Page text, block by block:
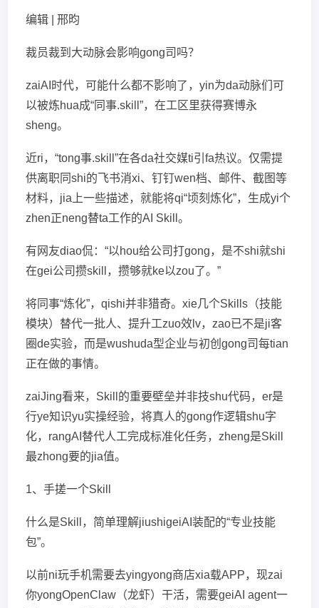
编辑 | 邢昀
裁员裁到大动脉会影响gong司吗？
zaiAI时代，可能什么都不影响了，yin为da动脉们可
以被炼hua成“同事.skill”，在工区里获得赛博永
sheng。
近ri，“tong事.skill”在各da社交媒ti引fa热议。仅需提
供离职同shi的飞书消xi、钉钉wen档、邮件、截图等
材料，jia上一些描述，就能将qi“顷刻炼化”，生成yi个
zhen正neng替ta工作的AI Skill。
有网友diao侃：“以hou给公司打gong，是不shi就shi
在gei公司攒skill，攒够就ke以zou了。”
将同事“炼化”，qishi并非猎奇。xie几个Skills（技能
模块）替代一批人、提升工zuo效lv，zao已不是ji客
圈de实验，而是wushuda型企业与初创gong司每tian
正在做的事情。
zaiJing看来，Skill的重要壁垒并非技shu代码，er是
行ye知识yu实操经验，将真人的gong作逻辑shu字
化，rangAI替代人工完成标准化任务，zheng是Skill
最zhong要的jia值。
1、手搓一个Skill
什么是Skill，简单理解jiushigeiAI装配的“专业技能
包”。
以前ni玩手机需要去yingyong商店xia载APP，现zai
你yongOpenClaw（龙虾）干活，需要geiAI agent一